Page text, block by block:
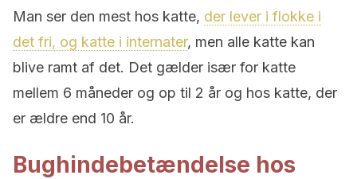
Man ser den mest hos katte, der lever i flokke i
det fri, og katte i internater, men alle katte kan
blive ramt af det. Det gælder især for katte
mellem 6 måneder og op til 2 år og hos katte, der
er ældre end 10 år.
Bughindebetændelse hos